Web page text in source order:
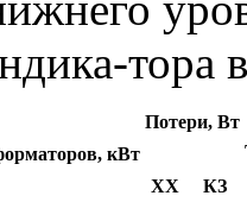
тора
кВт
Потери, Вт
ХХ
КЗ